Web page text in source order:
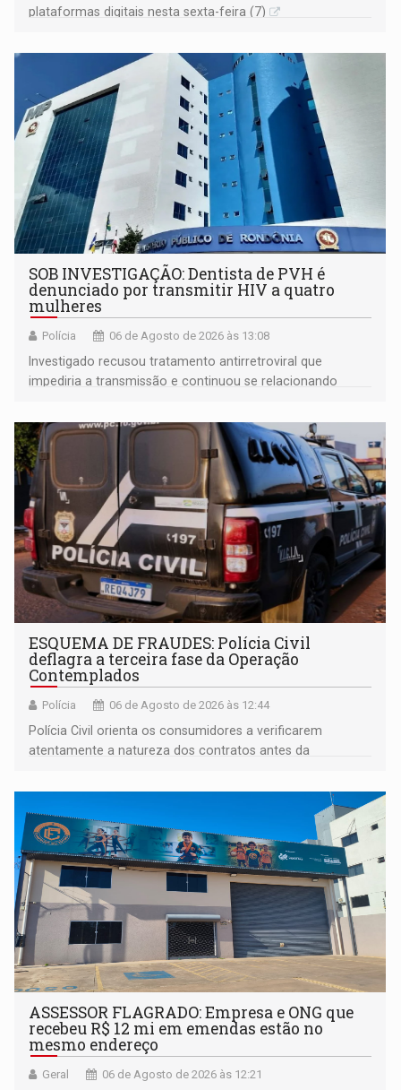
plataformas digitais nesta sexta-feira (7)
SOB INVESTIGAÇÃO: Dentista de PVH é
denunciado por transmitir HIV a quatro
mulheres
Polícia 06 de Agosto de 2026 às 13:08
Investigado recusou tratamento antirretroviral que
impediria a transmissão e continuou se relacionando
ESQUEMA DE FRAUDES: Polícia Civil
deflagra a terceira fase da Operação
Contemplados
Polícia 06 de Agosto de 2026 às 12:44
Polícia Civil orienta os consumidores a verificarem
atentamente a natureza dos contratos antes da
ASSESSOR FLAGRADO: Empresa e ONG que
recebeu R$ 12 mi em emendas estão no
mesmo endereço
Geral 06 de Agosto de 2026 às 12:21